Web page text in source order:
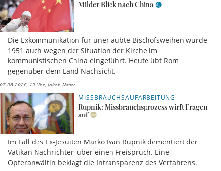
Milder Blick nach China
Die Exkommunikation für unerlaubte Bischofsweihen wurde
1951 auch wegen der Situation der Kirche im
kommunistischen China eingeführt. Heute übt Rom
gegenüber dem Land Nachsicht.
07.08.2026, 19 Uhr Jakob Naser
MISSBRAUCHSAUFARBEITUNG
Rupnik: Missbrauchsprozess wirft Fragen
auf
Im Fall des Ex-Jesuiten Marko Ivan Rupnik dementiert der
Vatikan Nachrichten über einen Freispruch. Eine
Opferanwältin beklagt die Intransparenz des Verfahrens.